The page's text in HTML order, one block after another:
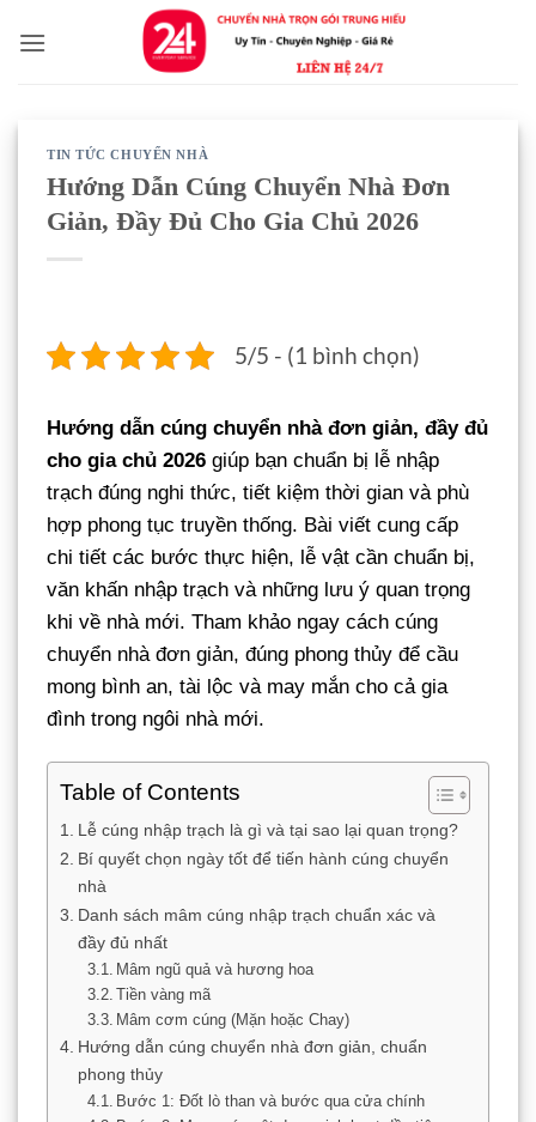
qua
TIN TỨC CHUYỂN NHÀ
Hướng Dẫn Cúng Chuyển Nhà Đơn
Giản, Đầy Đủ Cho Gia Chủ 2026
5/5 - (1 bình chọn)
Hướng dẫn cúng chuyển nhà đơn giản, đầy đủ
cho gia chủ 2026 giúp bạn chuẩn bị lễ nhập
trạch đúng nghi thức, tiết kiệm thời gian và phù
hợp phong tục truyền thống. Bài viết cung cấp
chi tiết các bước thực hiện, lễ vật cần chuẩn bị,
văn khấn nhập trạch và những lưu ý quan trọng
khi về nhà mới. Tham khảo ngay cách cúng
chuyển nhà đơn giản, đúng phong thủy để cầu
mong bình an, tài lộc và may mắn cho cả gia
đình trong ngôi nhà mới.
Table of Contents
Lễ cúng nhập trạch là gì và tại sao lại quan trọng?
Bí quyết chọn ngày tốt để tiến hành cúng chuyển
nhà
Danh sách mâm cúng nhập trạch chuẩn xác và
đầy đủ nhất
Mâm ngũ quả và hương hoa
Tiền vàng mã
Mâm cơm cúng (Mặn hoặc Chay)
Hướng dẫn cúng chuyển nhà đơn giản, chuẩn
phong thủy
Bước 1: Đốt lò than và bước qua cửa chính